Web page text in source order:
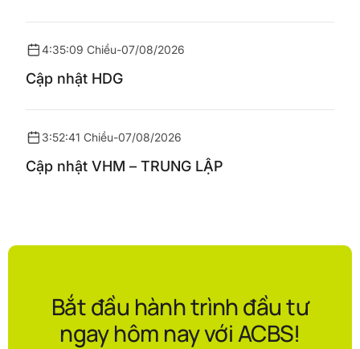
4:35:09 Chiều-07/08/2026
Cập nhật HDG
3:52:41 Chiều-07/08/2026
Cập nhật VHM – TRUNG LẬP
Bắt đầu hành trình đầu tư
ngay hôm nay với ACBS!